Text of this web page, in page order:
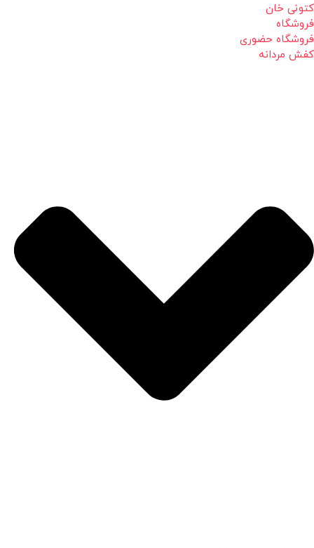
کتونی خان
فروشگاه
فروشگاه حضوری
کفش مردانه